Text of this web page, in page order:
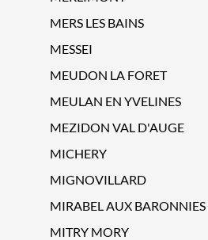
MERS LES BAINS
MESSEI
MEUDON LA FORET
MEULAN EN YVELINES
MEZIDON VAL D'AUGE
MICHERY
MIGNOVILLARD
MIRABEL AUX BARONNIES
MITRY MORY